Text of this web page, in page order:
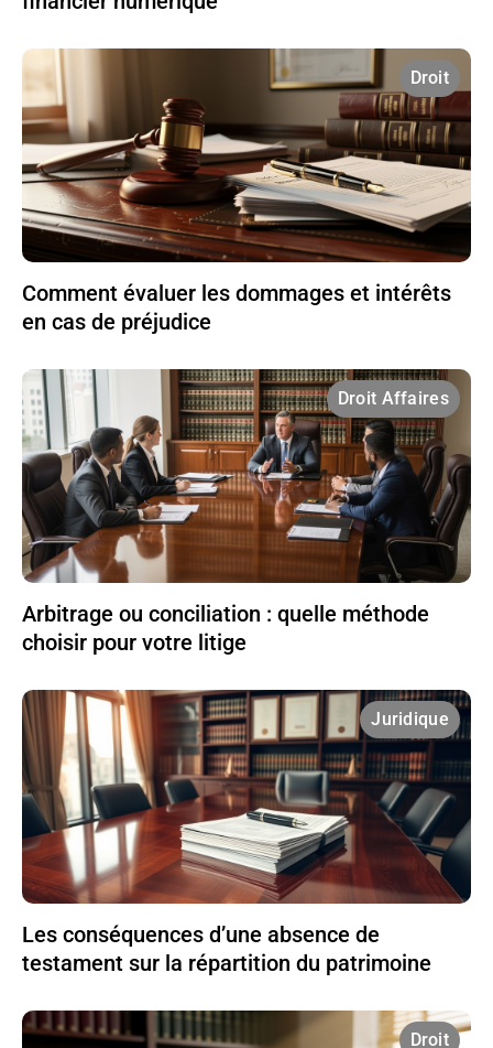
Droit
Comment évaluer les dommages et intérêts
en cas de préjudice
Droit Affaires
Arbitrage ou conciliation : quelle méthode
choisir pour votre litige
Juridique
Les conséquences d’une absence de
testament sur la répartition du patrimoine
Droit